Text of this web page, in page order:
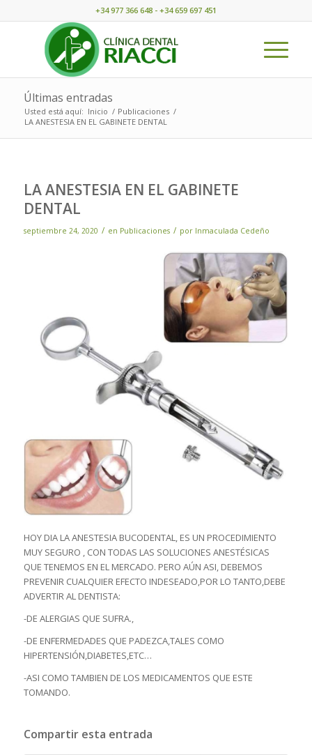
+34 977 366 648 - +34 659 697 451
Últimas entradas
Usted está aquí: Inicio / Publicaciones /
LA ANESTESIA EN EL GABINETE DENTAL
LA ANESTESIA EN EL GABINETE
DENTAL
septiembre 24, 2020 / en Publicaciones / por Inmaculada Cedeño
HOY DIA LA ANESTESIA BUCODENTAL, ES UN PROCEDIMIENTO
MUY SEGURO , CON TODAS LAS SOLUCIONES ANESTÉSICAS
QUE TENEMOS EN EL MERCADO. PERO AÚN ASI, DEBEMOS
PREVENIR CUALQUIER EFECTO INDESEADO,POR LO TANTO,DEBE
ADVERTIR AL DENTISTA:
-DE ALERGIAS QUE SUFRA.,
-DE ENFERMEDADES QUE PADEZCA,TALES COMO
HIPERTENSIÓN,DIABETES,ETC…
-ASI COMO TAMBIEN DE LOS MEDICAMENTOS QUE ESTE
TOMANDO.
Compartir esta entrada